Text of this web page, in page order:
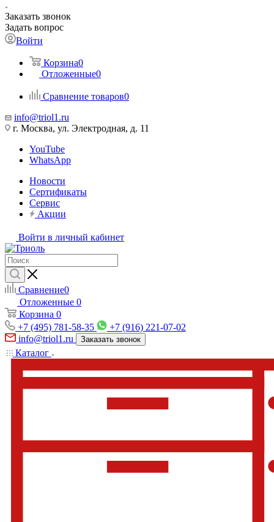
Заказать звонок
Задать вопрос
Войти
Корзина0
Отложенные0
Сравнение товаров0
info@triol1.ru
г. Москва, ул. Электродная, д. 11
YouTube
WhatsApp
Новости
Сертификаты
Сервис
Акции
Войти в личный кабинет
Сравнение0
Отложенные 0
Корзина 0
+7 (495) 781-58-35
+7 (916) 221-07-02
info@triol1.ru
Заказать звонок
Каталог